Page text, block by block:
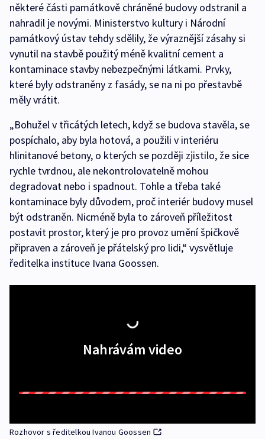
některé části památkově chráněné budovy odstranil a
nahradil je novými. Ministerstvo kultury i Národní
památkový ústav tehdy sdělily, že výraznější zásahy si
vynutil na stavbě použitý méně kvalitní cement a
kontaminace stavby nebezpečnými látkami. Prvky,
které byly odstraněny z fasády, se na ni po přestavbě
měly vrátit.
„Bohužel v třicátých letech, když se budova stavěla, se
pospíchalo, aby byla hotová, a použili v interiéru
hlinitanové betony, o kterých se později zjistilo, že sice
rychle tvrdnou, ale nekontrolovatelně mohou
degradovat nebo i spadnout. Tohle a třeba také
kontaminace byly důvodem, proč interiér budovy musel
být odstraněn. Nicméně byla to zároveň příležitost
postavit prostor, který je pro provoz umění špičkově
připraven a zároveň je přátelský pro lidi,“ vysvětluje
ředitelka instituce Ivana Goossen.
Nahrávám video
Rozhovor s ředitelkou Ivanou Goossen